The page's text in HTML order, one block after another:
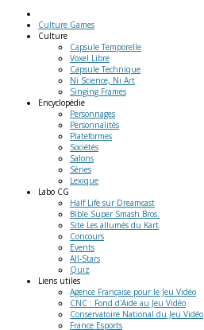
Culture Games
Culture
Capsule Temporelle
Voxel Libre
Capsule Technique
Ni Science, Ni Art
Singing Frames
Encyclopédie
Personnages
Personnalités
Plateformes
Sociétés
Salons
Séries
Lexique
Labo CG
Half Life sur Dreamcast
Bible Super Smash Bros.
Site Les allumés du Kart
Concours
Events
All-Stars
Quiz
Liens utiles
Agence Française pour le Jeu Vidéo
CNC : Fond d'Aide au Jeu Vidéo
Conservatoire National du Jeu Vidéo
France Esports